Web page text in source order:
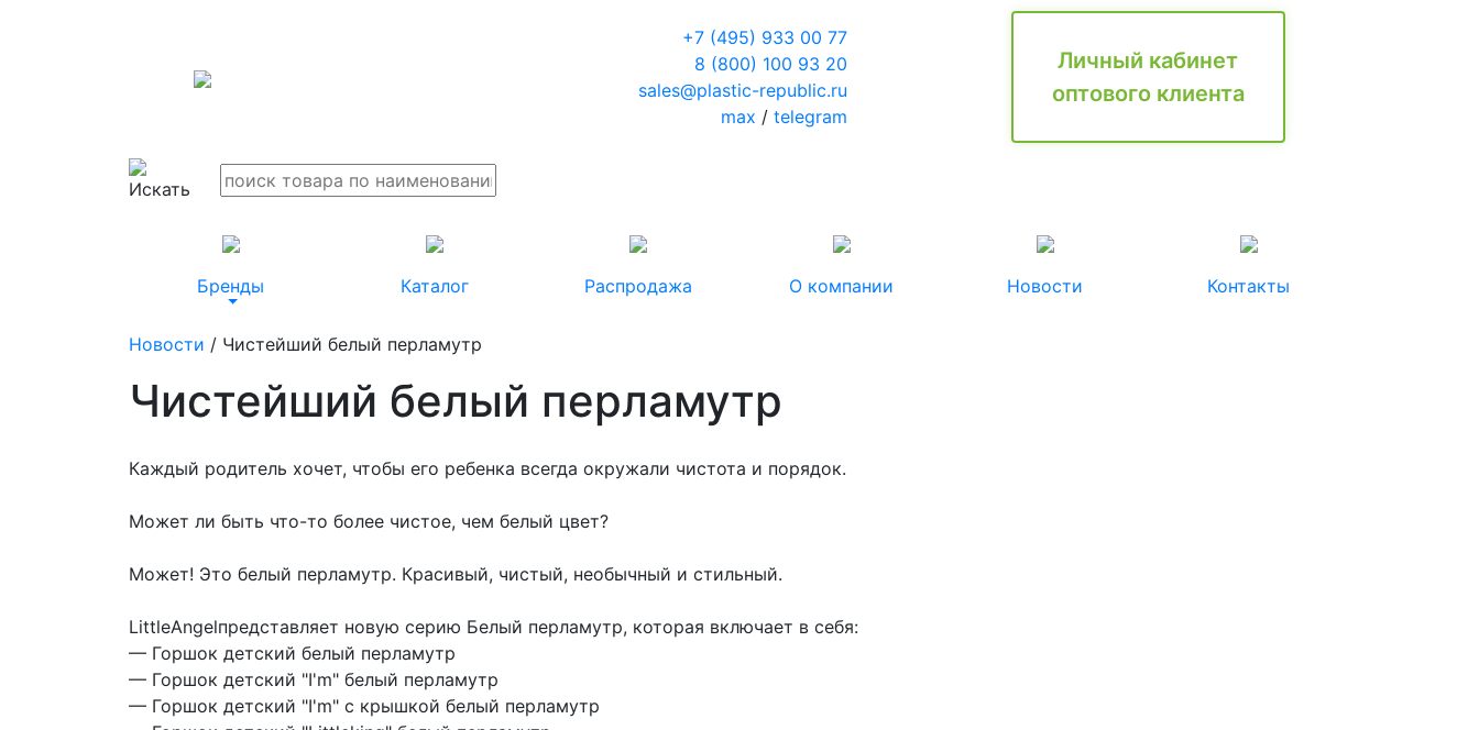
+7 (495) 933 00 77
8 (800) 100 93 20
sales@plastic-republic.ru
max / telegram
Личный кабинет
оптового клиента
Бренды Каталог Распродажа О компании Новости Контакты
Новости / Чистейший белый перламутр
Чистейший белый перламутр
Каждый родитель хочет, чтобы его ребенка всегда окружали чистота и порядок.
Может ли быть что-то более чистое, чем белый цвет?
Может! Это белый перламутр. Красивый, чистый, необычный и стильный.
LittleAngelпредставляет новую серию Белый перламутр, которая включает в себя:
— Горшок детский белый перламутр
— Горшок детский "I'm" белый перламутр
— Горшок детский "I'm" с крышкой белый перламутр